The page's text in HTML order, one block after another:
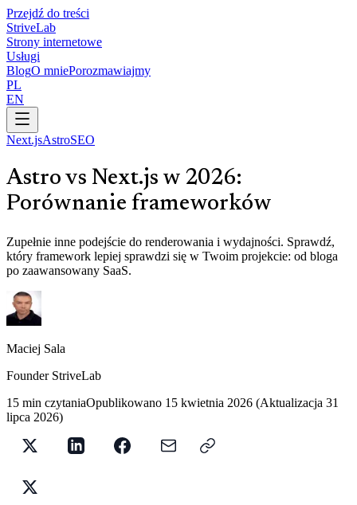
Przejdź do treści
StriveLab
Strony internetowe
Usługi
BlogO mniePorozmawiajmy
PL
EN
Next.jsAstroSEO
Astro vs Next.js w 2026:
Porównanie frameworków
Zupełnie inne podejście do renderowania i wydajności. Sprawdź,
który framework lepiej sprawdzi się w Twoim projekcie: od bloga
po zaawansowany SaaS.
Maciej Sala
Founder StriveLab
15 min czytaniaOpublikowano 15 kwietnia 2026 (Aktualizacja 31
lipca 2026)